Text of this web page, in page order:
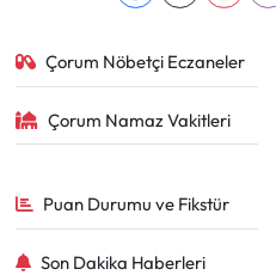
Çorum Nöbetçi Eczaneler
Çorum Namaz Vakitleri
Puan Durumu ve Fikstür
Son Dakika Haberleri